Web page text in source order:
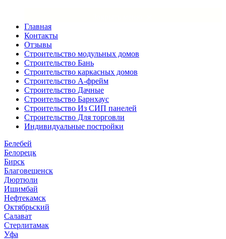
Главная
Контакты
Отзывы
Строительство модульных домов
Строительство Бань
Строительство каркасных домов
Строительство А-фрейм
Строительство Дачные
Строительство Барнхаус
Строительство Из СИП панелей
Строительство Для торговли
Индивидуальные постройки
Белебей
Белорецк
Бирск
Благовещенск
Дюртюли
Ишимбай
Нефтекамск
Октябрьский
Салават
Стерлитамак
Уфа